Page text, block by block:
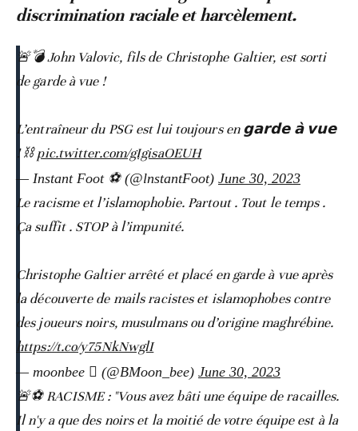
discrimination raciale et harcèlement.
🚨💣 John Valovic, fils de Christophe Galtier, est sorti
de garde à vue !
L’entraîneur du PSG est lui toujours en 𝗴𝗮𝗿𝗱𝗲 𝗮̀ 𝘃𝘂𝗲
! ⛓️pic.twitter.com/gIgisaOEUH
— Instant Foot ⚽️ (@lnstantFoot) June 30, 2023
Le racisme et l’islamophobie. Partout . Tout le temps .
Ça suffit . STOP à l’impunité.
Christophe Galtier arrêté et placé en garde à vue après
la découverte de mails racistes et islamophobes contre
des joueurs noirs, musulmans ou d’origine maghrébine.
https://t.co/y75NkNwglI
— moonbee  (@BMoon_bee) June 30, 2023
🚨⚽️ RACISME : "Vous avez bâti une équipe de racailles.
Il n'y a que des noirs et la moitié de votre équipe est à la